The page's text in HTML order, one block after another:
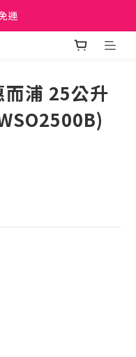
格 私訊優惠價
運
格 私訊優惠價
浦 25公升